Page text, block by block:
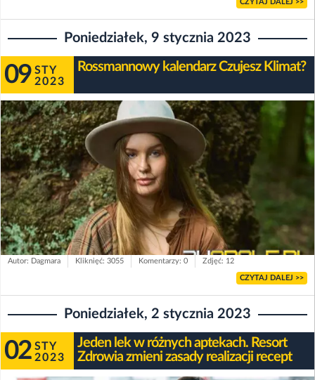
Poniedziałek, 9 stycznia 2023
09 STY
2023
Rossmannowy kalendarz Czujesz Klimat?
Autor: Dagmara Kliknięć: 3055 Komentarzy: 0 Zdjęć: 12
CZYTAJ DALEJ >>
Poniedziałek, 2 stycznia 2023
02 STY
2023
Jeden lek w różnych aptekach. Resort
Zdrowia zmieni zasady realizacji recept